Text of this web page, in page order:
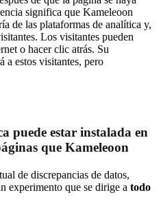
significa que Kameleoon
de las plataformas de analítica y,
Los visitantes pueden
o hacer clic atrás. Su
a estos visitantes, pero
puede estar instalada en
que Kameleoon
de discrepancias de datos,
experimento que se dirige a todo